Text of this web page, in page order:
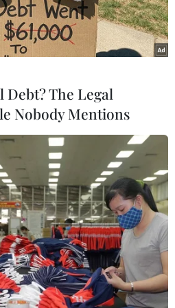
ở Vườn Quốc gia U Minh
cháy cực kỳ nguy hiểm.
xảy ra cháy lớn nếu lực
đầu tháng tư đã xuất
trái mùa, nhưngdo lượng
đều nên nước dưới chân
khôngcòn giữ độ ẩm cần
làm nhiều con kênh cạn
việc bơm nước phục vụ
khô.
Debt? The Legal
Nobody Mentions